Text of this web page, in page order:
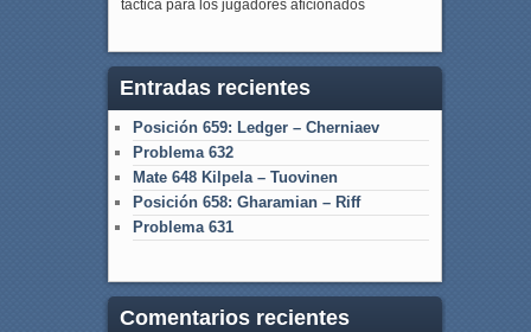
táctica para los jugadores aficionados
Entradas recientes
Posición 659: Ledger – Cherniaev
Problema 632
Mate 648 Kilpela – Tuovinen
Posición 658: Gharamian – Riff
Problema 631
Comentarios recientes